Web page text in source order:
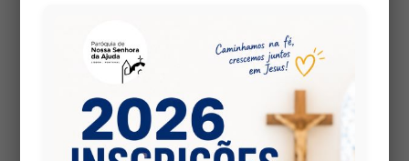
Fica aqui um agradecimento muito especial ao